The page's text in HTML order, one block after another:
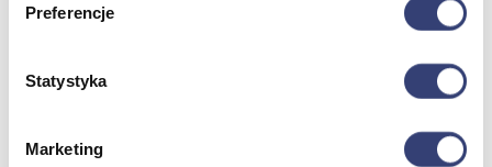
Preferencje
Statystyka
Marketing
Zobacz wszystko
Dofinansowania
Dofinansowania